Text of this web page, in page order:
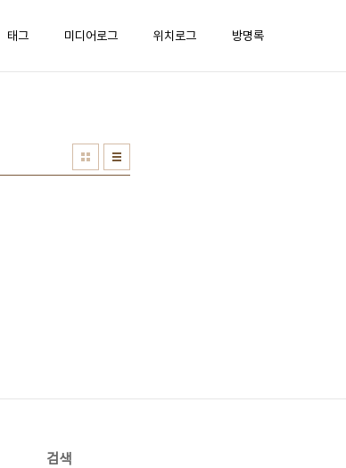
태그 미디어로그 위치로그 방명록
검색